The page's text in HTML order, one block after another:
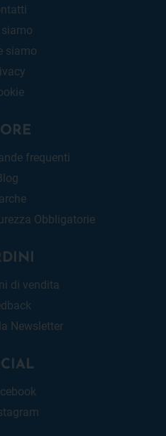
siamo
frequenti
Obbligatorie
di vendita
Newsletter